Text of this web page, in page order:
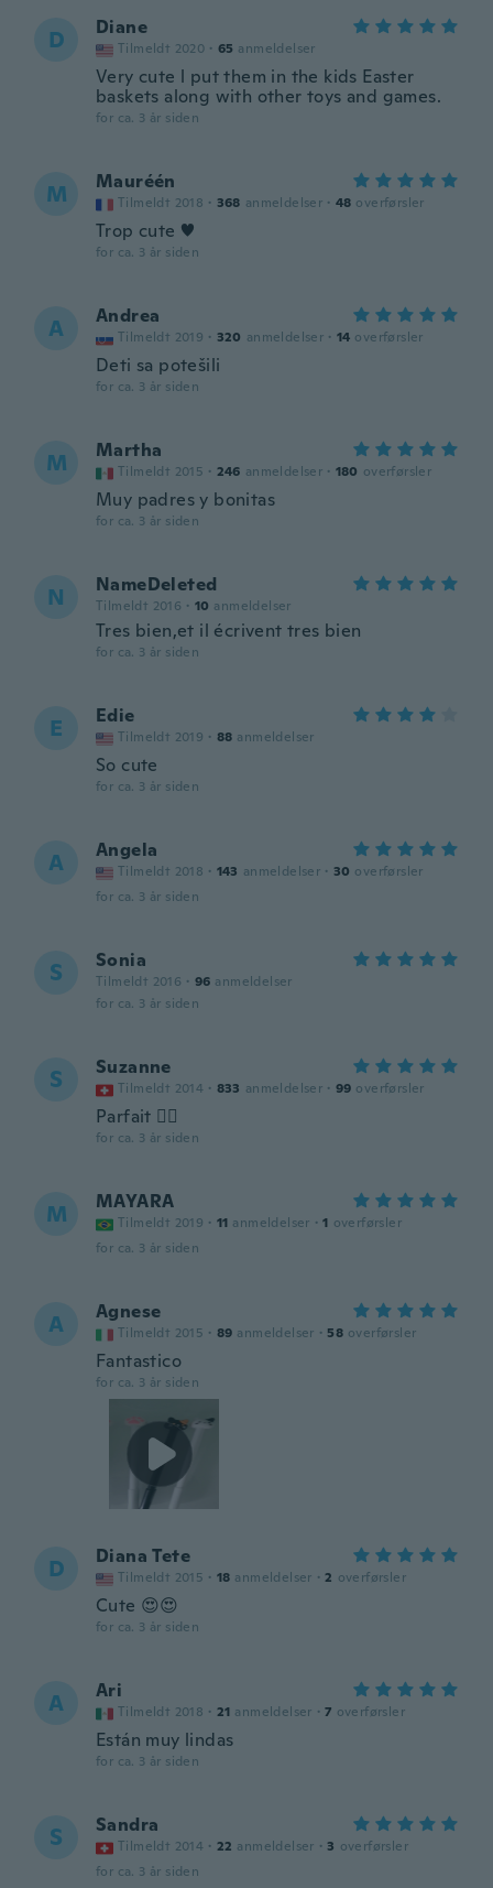
D Diane
Tilmeldt 2020 · 65 anmeldelser
Very cute l put them in the kids Easter
baskets along with other toys and games.
for ca. 3 år siden
M Mauréén
Tilmeldt 2018 · 368 anmeldelser · 48 overførsler
Trop cute ♥️
for ca. 3 år siden
A Andrea
Tilmeldt 2019 · 320 anmeldelser · 14 overførsler
Deti sa potešili
for ca. 3 år siden
M Martha
Tilmeldt 2015 · 246 anmeldelser · 180 overførsler
Muy padres y bonitas
for ca. 3 år siden
N NameDeleted
Tilmeldt 2016 · 10 anmeldelser
Tres bien,et il écrivent tres bien
for ca. 3 år siden
E Edie
Tilmeldt 2019 · 88 anmeldelser
So cute
for ca. 3 år siden
A Angela
Tilmeldt 2018 · 143 anmeldelser · 30 overførsler
for ca. 3 år siden
S Sonia
Tilmeldt 2016 · 96 anmeldelser
for ca. 3 år siden
S Suzanne
Tilmeldt 2014 · 833 anmeldelser · 99 overførsler
Parfait 👌🏼
for ca. 3 år siden
M MAYARA
Tilmeldt 2019 · 11 anmeldelser · 1 overførsler
for ca. 3 år siden
A Agnese
Tilmeldt 2015 · 89 anmeldelser · 58 overførsler
Fantastico
for ca. 3 år siden
D Diana Tete
Tilmeldt 2015 · 18 anmeldelser · 2 overførsler
Cute 😍😍
for ca. 3 år siden
A Ari
Tilmeldt 2018 · 21 anmeldelser · 7 overførsler
Están muy lindas
for ca. 3 år siden
S Sandra
Tilmeldt 2014 · 22 anmeldelser · 3 overførsler
for ca. 3 år siden